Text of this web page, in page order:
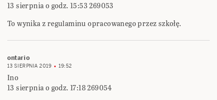
13 sierpnia o godz. 15:53 269053
To wynika z regulaminu opracowanego przez szkołę.
ontario
13 SIERPNIA 2019 19:52
Ino
13 sierpnia o godz. 17:18 269054